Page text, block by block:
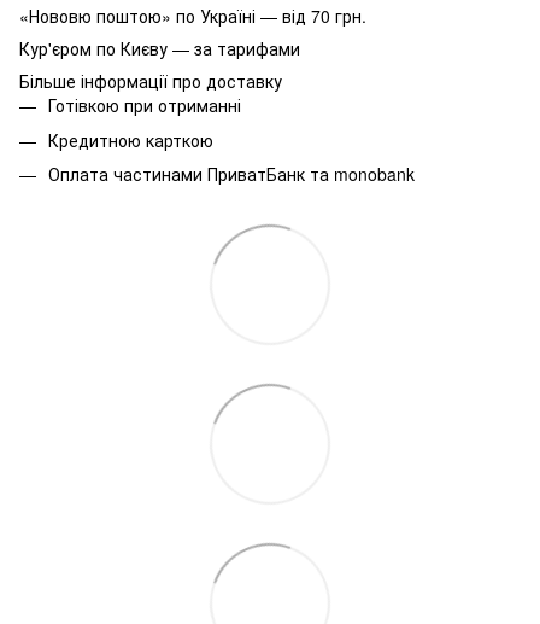
«Нововю поштою» по Україні — від 70 грн.
Кур'єром по Києву — за тарифами
Більше інформації про доставку
Готівкою при отриманні
Кредитною карткою
Оплата частинами ПриватБанк та monobank